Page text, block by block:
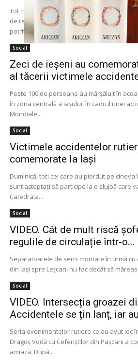
Tot mai multe mașini din ziua de astăzi
de reducere a risului de accident.
potrivit...
Social
Zeci de ieşeni au
al tăcerii victimele
Peste 100 de persoane au mărşăluit în
în zona centrală a Iaşului, în cadrul unei
Mondiale...
Social
Victimele accidentelor
comemorate la Iași
Duminică, toți cei care au pierdut pe
sunt așteptați să participe la o slujbă care
Catedrala...
Social
VIDEO. Cât de mult riscă
regulile de circulație într-o...
Separatoarele de sens montate în urmă cu
din Iaşi spre Leţcani nu fac decât să
Social
VIDEO. Intersecția groazei
Accidentele se țin lanț, iar
Seria evenimentelor rutiere ce au avut loc
Dragoș Vodă cu Ceferiștilor din Pașcani a
amiază. După...